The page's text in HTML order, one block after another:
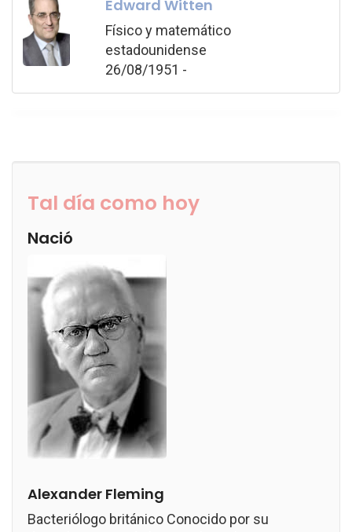
Edward Witten
Físico y matemático
estadounidense
26/08/1951 -
Tal día como hoy
Nació
Alexander Fleming
Bacteriólogo británico Conocido por su